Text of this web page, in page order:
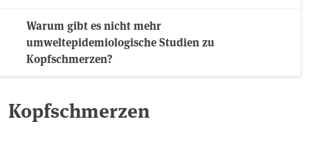
Warum gibt es nicht mehr
umweltepidemiologische Studien zu
Kopfschmerzen?
Kopfschmerzen